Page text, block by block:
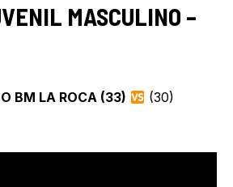
MASCULINO –
BM LA ROCA (33)
(30)